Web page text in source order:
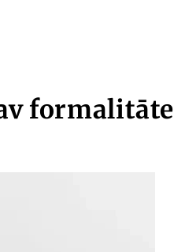
formalitāte